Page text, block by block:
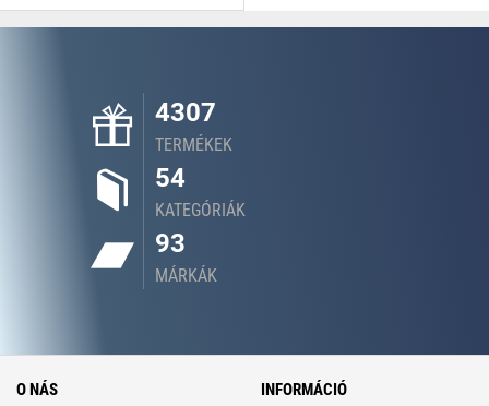
4307
TERMÉKEK
54
KATEGÓRIÁK
93
MÁRKÁK
O NÁS INFORMÁCIÓ